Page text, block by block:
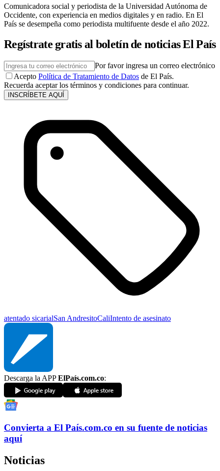
Comunicadora social y periodista de la Universidad Autónoma de
Occidente, con experiencia en medios digitales y en radio. En El
País se desempeña como periodista multifuente desde el año 2022.
Regístrate gratis al boletín de noticias El País
Por favor ingresa un correo electrónico
Acepto Política de Tratamiento de Datos de El País.
Recuerda aceptar los términos y condiciones para continuar.
INSCRÍBETE AQUÍ
atentado sicarialSan AndresitoCaliIntento de asesinato
Descarga la APPElPaís.com.co:
Convierta a El País.com.co en su fuente de noticias
aquí
Noticias